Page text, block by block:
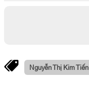
Nguyễn Thị Kim Tiến